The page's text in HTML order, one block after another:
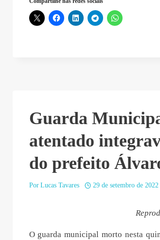
Guarda
atentado
do prefeito
Por Lucas Tavares 29 de setembro de 2022
O guarda municipal morto nesta